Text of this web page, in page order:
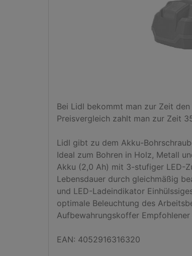
Bei Lidl bekommt man zur Zeit
Preisvergleich zahlt man zur Zeit
Lidl gibt zu dem Akku-
Ideal zum Bohren in Holz, Metall
Akku (2,0 Ah) mit 3-stufiger LED-
Lebensdauer durch gleichmäßig
und LED-Ladeindikator
optimale Beleuchtung des
Aufbewahrungskoffer
EAN: 4052916316320